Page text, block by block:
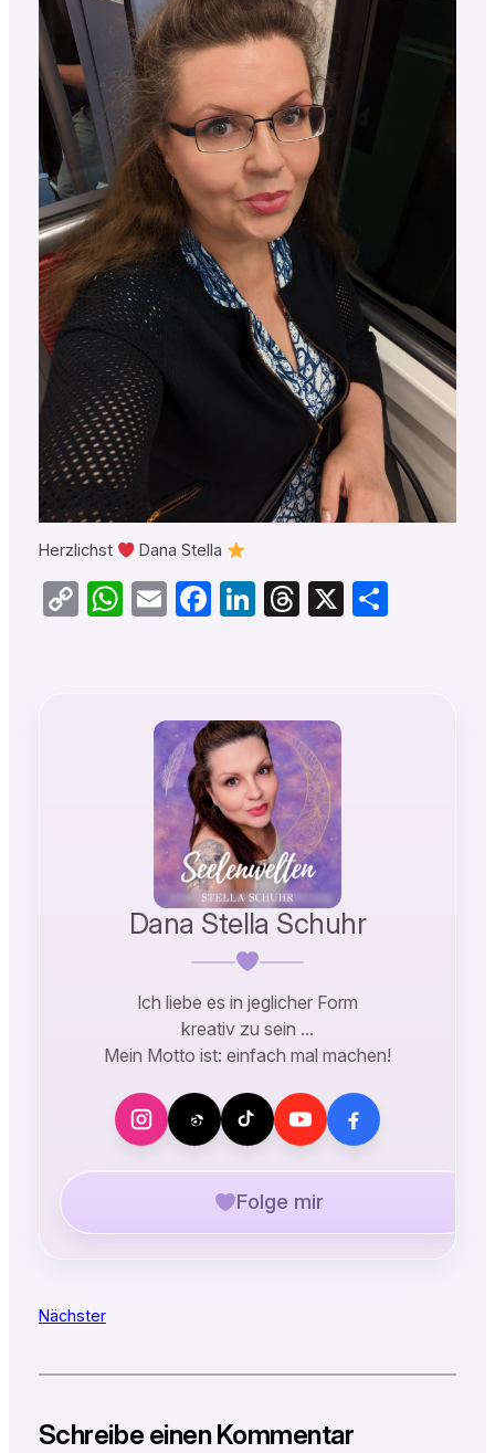
Herzlichst Dana Stella
CopyWhatsApp
EmailFacebook
LinkedIn
Threads
X Teilen
Dana Stella Schuhr
Ich liebe es in jeglicher Form
kreativ zu sein …
Mein Motto ist: einfach mal machen!
Folge mir
Nächster
Schreibe einen Kommentar